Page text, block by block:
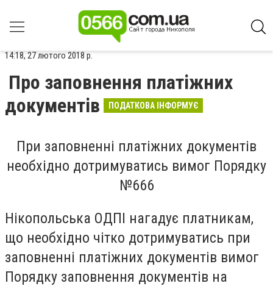
14:18, 27 лютого 2018 р.
Про заповнення платіжних
документів
ПОДАТКОВА ІНФОРМУЄ
При заповненні платіжних документів
необхідно дотримуватись вимог Порядку
№666
Нікопольська ОДПІ нагадує платникам,
що необхідно чітко дотримуватись при
заповненні платіжних документів вимог
Порядку заповнення документів на